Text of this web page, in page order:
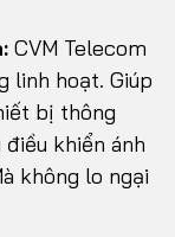
CVM Telecom
linh hoạt. Giúp
bị thông
khiển ánh
không lo ngại